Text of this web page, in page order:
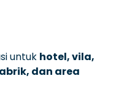
untuk hotel, vila,
dan area